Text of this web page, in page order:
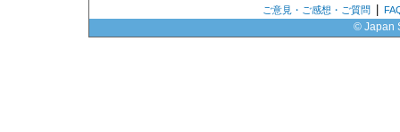
ご意見・ご感想・ご質問
© Japan